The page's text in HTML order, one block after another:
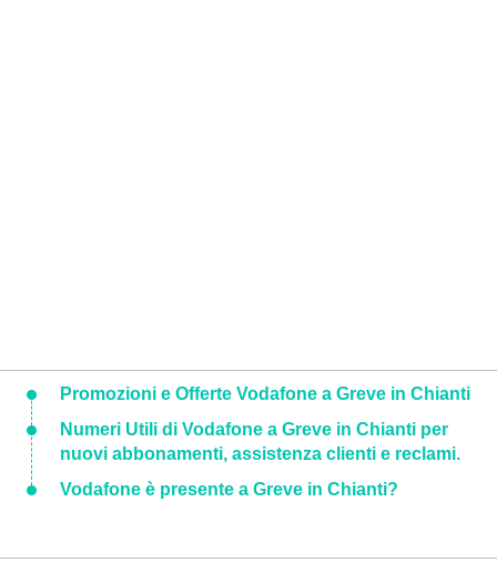
Promozioni e Offerte Vodafone a Greve in Chianti
Numeri Utili di Vodafone a Greve in Chianti per
nuovi abbonamenti, assistenza clienti e reclami.
Vodafone è presente a Greve in Chianti?